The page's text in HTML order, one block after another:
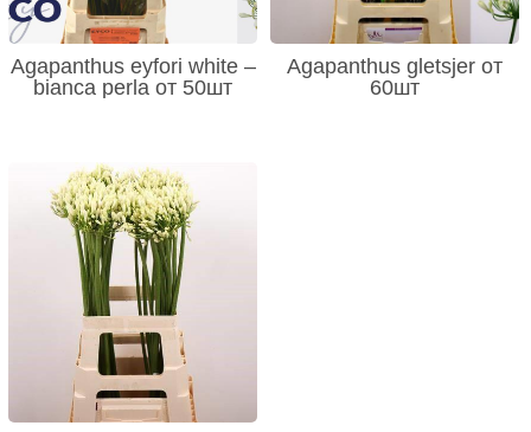
Agapanthus eyfori white –
bianca perla от 50шт
Agapanthus gletsjer от
60шт